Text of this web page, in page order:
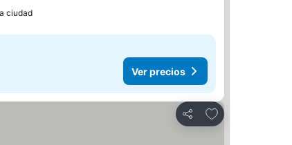
ciudad
Ver precios
Compartir
Añadir a favoritos